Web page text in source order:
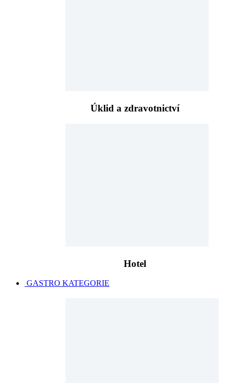
Úklid a zdravotnictví
Hotel
GASTRO KATEGORIE